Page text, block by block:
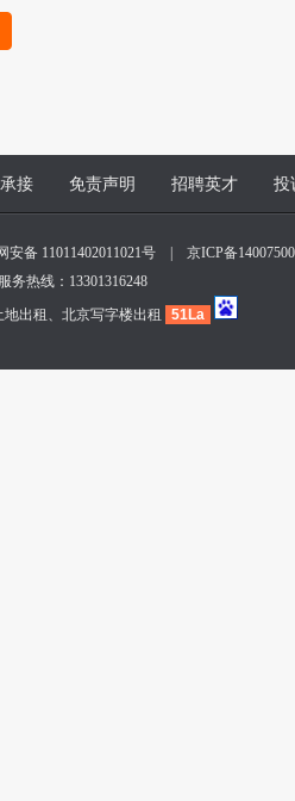
接 免责声明 招聘英才 投
安备 11011402011021号
京ICP备
务热线：13301316248
出租、北京写字楼出租
51La